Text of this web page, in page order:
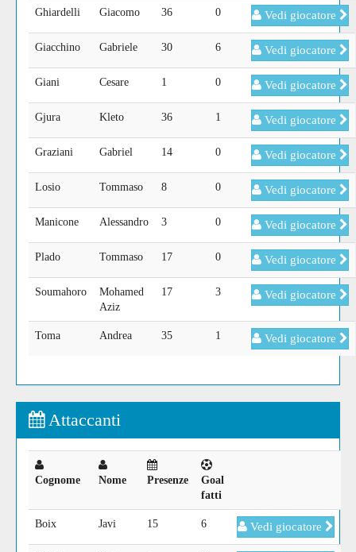
Ghiardelli Giacomo 36 0 Vedi giocatore
Giacchino Gabriele 30 6 Vedi giocatore
Giani Cesare 1 0 Vedi giocatore
Gjura Kleto 36 1 Vedi giocatore
Graziani Gabriel 14 0 Vedi giocatore
Losio Tommaso 8 0 Vedi giocatore
Manicone Alessandro 3 0 Vedi giocatore
Plado Tommaso 17 0 Vedi giocatore
Soumahoro
Mohamed
Aziz
17 3 Vedi giocatore
Toma Andrea 35 1 Vedi giocatore
Attaccanti
Cognome Nome Presenze
Goal
fatti
Boix Javi 15 6 Vedi giocatore